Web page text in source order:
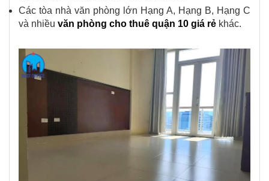
Các tòa nhà văn phòng lớn Hạng A, Hạng B, Hạng C
và nhiều văn phòng cho thuê quận 10 giá rẻ khác.